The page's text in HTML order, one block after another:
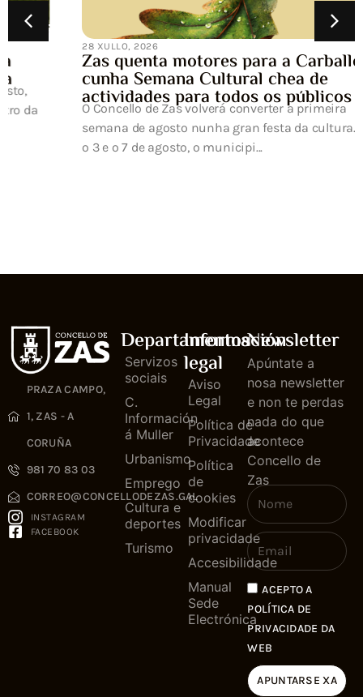
28 XULLO, 2026
Zas quenta motores para a Carballeira
cunha Semana Cultural chea de
actividades para todos os públicos
O Concello de Zas volverá converter a primeira
semana de agosto nunha gran festa da cultura. Entre
o 3 e o 7 de agosto, o municipi...
PRAZA CAMPO,
1, ZAS - A
CORUÑA
981 70 83 03
CORREO@CONCELLODEZAS.GAL
INSTAGRAM
FACEBOOK
Departamentos
Servizos
sociais
C.
Información
á Muller
Urbanismo
Emprego
Cultura e
deportes
Turismo
Información
legal
Aviso
Legal
Política de
Privacidade
Política
de
cookies
Modificar
privacidade
Accesibilidade
Manual
Sede
Electrónica
Newsletter
Apúntate a
nosa newsletter
e non te perdas
nada do que
acontece
Concello de
Zas
ACEPTO A
POLÍTICA DE
PRIVACIDADE DA
WEB
APUNTARSE XA